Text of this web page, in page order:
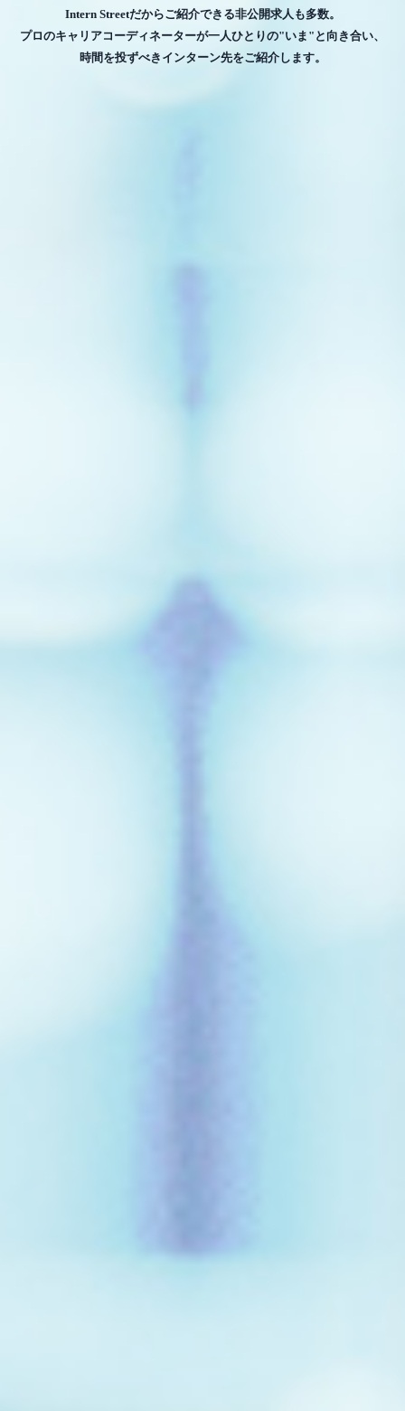
Intern Streetだからご紹介できる非公開求人も多数。
プロのキャリアコーディネーターが一人ひとりの"いま"と向き合い、
時間を投ずべきインターン先をご紹介します。